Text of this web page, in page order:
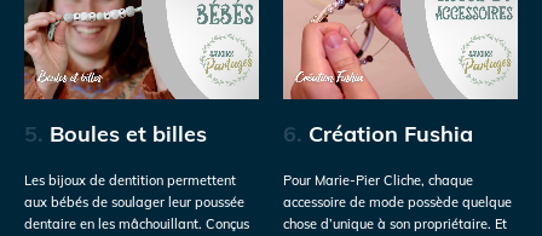
5. Boules et billes
Les bijoux de dentition permettent
aux bébés de soulager leur poussée
dentaire en les mâchouillant. Conçus
6. Création Fushia
Pour Marie-Pier Cliche, chaque
accessoire de mode possède quelque
chose d’unique à son propriétaire. Et